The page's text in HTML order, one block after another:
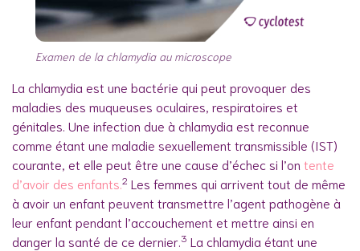
Examen de la chlamydia au microscope
La chlamydia est une bactérie qui peut provoquer des
maladies des muqueuses oculaires, respiratoires et
génitales. Une infection due à chlamydia est reconnue
comme étant une maladie sexuellement transmissible (IST)
courante, et elle peut être une cause d’échec si l’on tente
d’avoir des enfants. 2 Les femmes qui arrivent tout de même
à avoir un enfant peuvent transmettre l’agent pathogène à
leur enfant pendant l’accouchement et mettre ainsi en
danger la santé de ce dernier. 3 La chlamydia étant une